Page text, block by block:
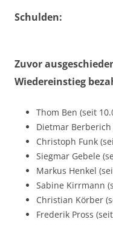
Schulden:
Zuvor
Wiedereinstieg
Thom Ben (seit
Dietmar Berberich
Christoph Funk
Siegmar Gebele
Markus Henkel
Sabine Kirrmann
Christian Körber
Frederik Pross